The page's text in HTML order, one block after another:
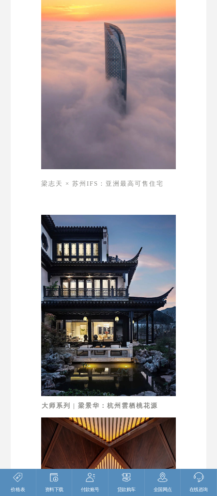
梁志天 × 苏州IFS：亚洲最高可售住宅
大师系列 | 梁景华：杭州雲栖桃花源
价格表 资料下载 付款账号 贷款购车 全国网点 在线咨询